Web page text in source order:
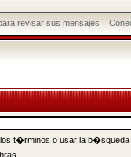
revisar sus mensajes
los t�rminos o usar la